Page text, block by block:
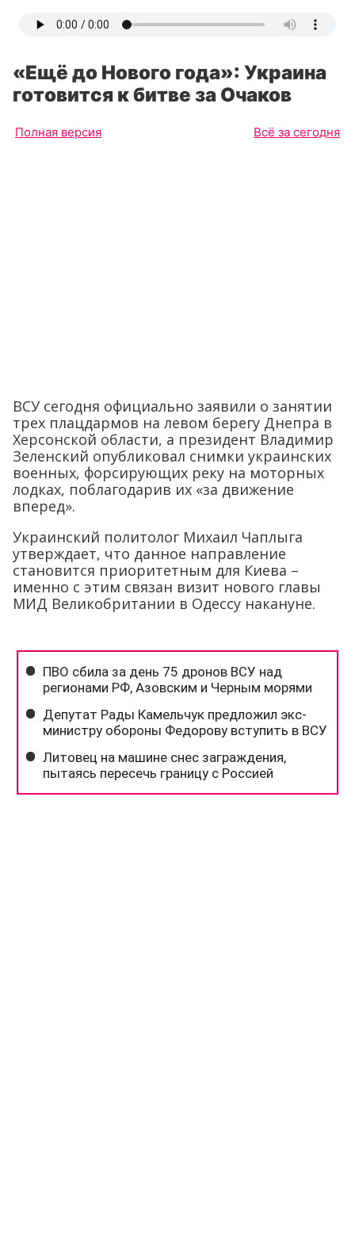
«Ещё до Нового года»: Украина
готовится к битве за Очаков
Полная версия Всё за сегодня
ВСУ сегодня официально заявили о занятии
трех плацдармов на левом берегу Днепра в
Херсонской области, а президент Владимир
Зеленский опубликовал снимки украинских
военных, форсирующих реку на моторных
лодках, поблагодарив их «за движение
вперед».
Украинский политолог Михаил Чаплыга
утверждает, что данное направление
становится приоритетным для Киева –
именно с этим связан визит нового главы
МИД Великобритании в Одессу накануне.